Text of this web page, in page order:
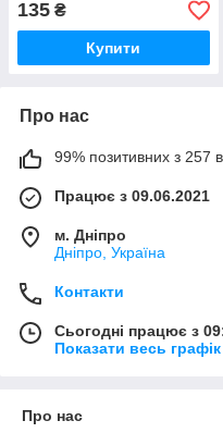
135 ₴
Купити
Про нас
99% позитивних з 257
Працює з 09.06.2021
м. Дніпро
Дніпро, Україна
Контакти
Сьогодні працює з
Показати весь
Про нас